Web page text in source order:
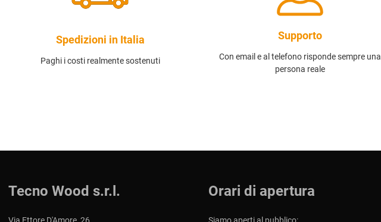
Spedizioni in Italia
Paghi i costi realmente sostenuti
Supporto
Con email e al telefono risponde sempre una
persona reale
Tecno Wood s.r.l.
Via Ettore D'Amore, 26
Orari di apertura
Siamo aperti al pubblico: